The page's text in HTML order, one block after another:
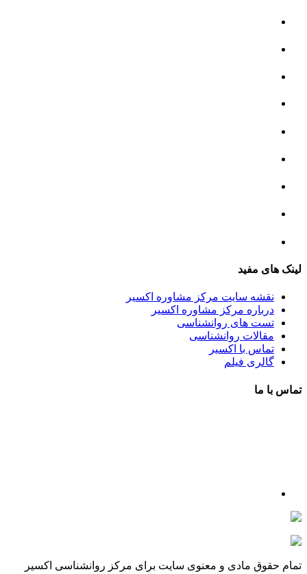
لینک های مفید
نقشه سایت مرکز مشاوره اکسیر
درباره مرکز مشاوره اکسیر
تست های روانشناسی
مقالات روانشناسی
تماس با اکسیر
گالری فیلم
تماس با ما
تمام حقوق مادی و معنوی سایت برای مرکز روانشناسی اکسیر